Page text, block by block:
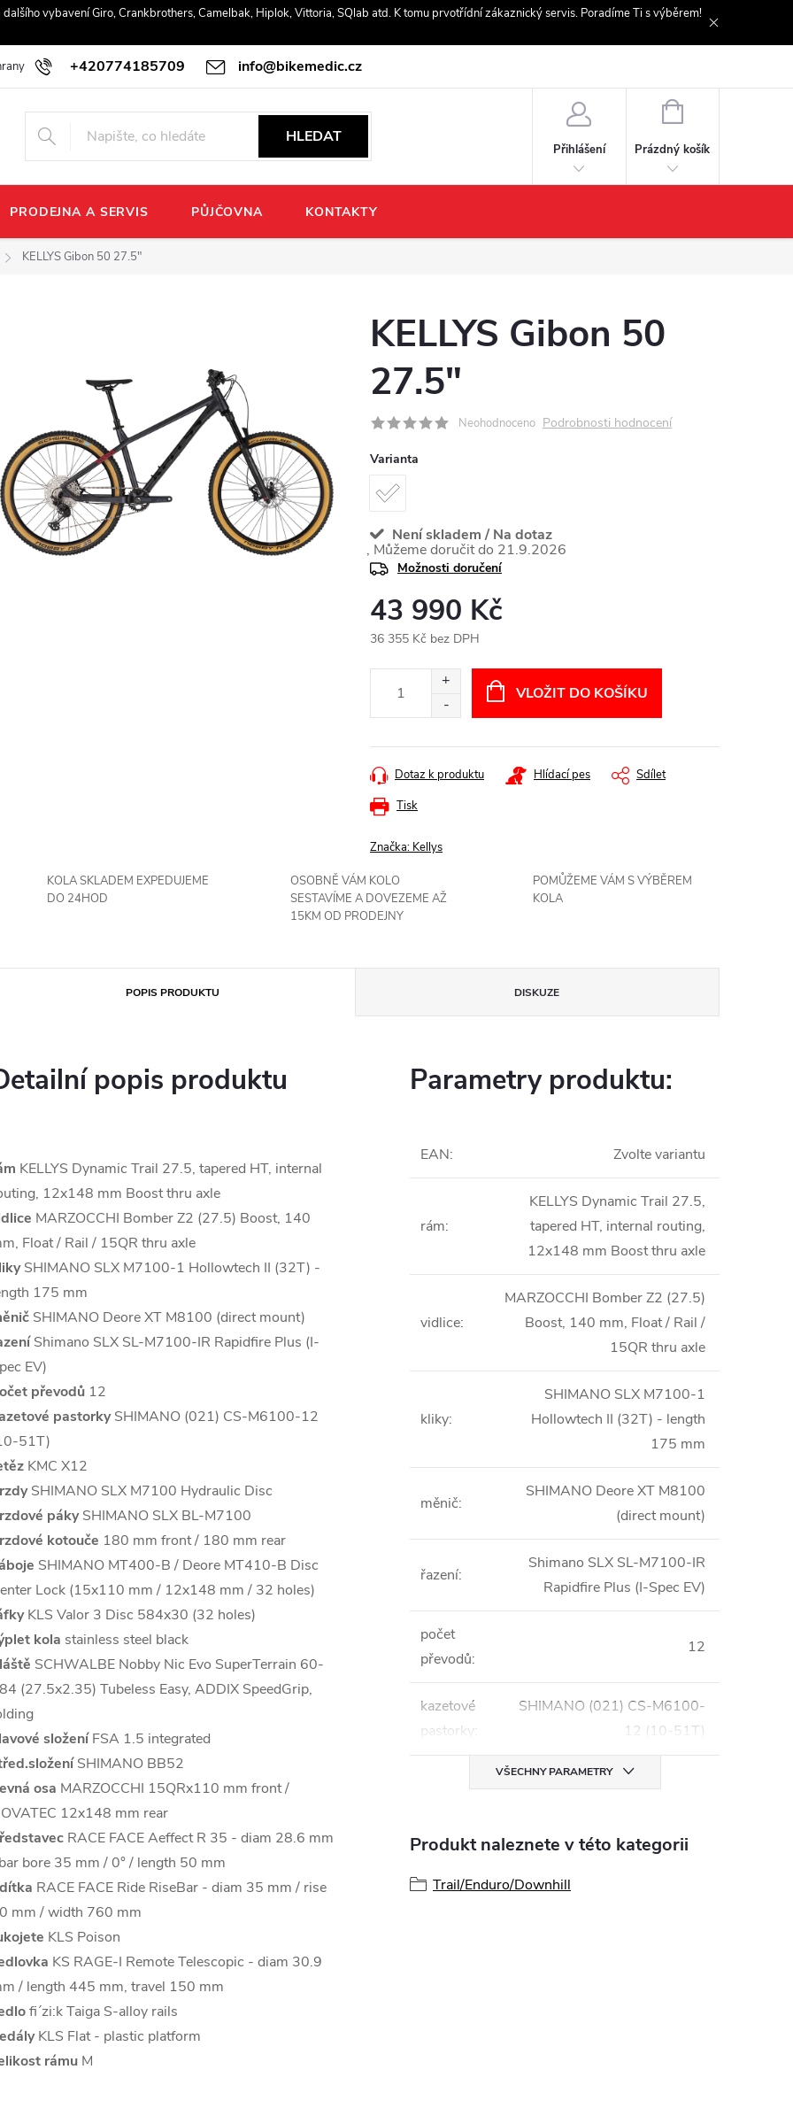
vybavení Giro, Crankbrothers, Camelbak, Hiplok, Vittoria, SQlab atd. K tomu prvotřídní zákaznický servis. Poradíme Ti s výběrem!
+420774185709 info@bikemedic.cz
osobních údajů
HLEDAT
Přihlášení
NÁKUPNÍ
Prázdný košík
PRODEJNA A SERVIS PŮJČOVNA KONTAKTY
KELLYS Gibon 50 27.5"
KELLYS Gibon 50
27.5"
Neohodnoceno Podrobnosti hodnocení
Varianta
Není skladem / Na dotaz
21.9.2026
Možnosti doručení
43 990 Kč
36 355 Kč bez DPH
VLOŽIT DO KOŠÍKU
Tisk
Dotaz k produktu Hlídací pes Sdílet
Značka: Kellys
KOLA SKLADEM EXPEDUJEME
DO 24HOD
OSOBNĚ VÁM KOLO
SESTAVÍME A DOVEZEME AŽ
15KM OD PRODEJNY
POMŮŽEME VÁM S VÝBĚREM
KOLA
POPIS PRODUKTU DISKUZE
popis produktu
KELLYS Dynamic Trail 27.5, tapered HT, internal
12x148 mm Boost thru axle
MARZOCCHI Bomber Z2 (27.5) Boost, 140
Float / Rail / 15QR thru axle
SHIMANO SLX M7100-1 Hollowtech II (32T) -
175 mm
SHIMANO Deore XT M8100 (direct mount)
Shimano SLX SL-M7100-IR Rapidfire Plus (I-
EV)
převodů 12
pastorkySHIMANO (021) CS-M6100-12
51T)
KMC X12
SHIMANO SLX M7100 Hydraulic Disc
pákySHIMANO SLX BL-M7100
kotouče 180 mm front / 180 mm rear
SHIMANO MT400-B / Deore MT410-B Disc
Lock (15x110 mm / 12x148 mm / 32 holes)
KLS Valor 3 Disc 584x30 (32 holes)
kola stainless steel black
SCHWALBE Nobby Nic Evo SuperTerrain 60-
(27.5x2.35) Tubeless Easy, ADDIX SpeedGrip,
složeníFSA 1.5 integrated
SHIMANO BB52
osa MARZOCCHI 15QRx110 mm front /
12x148 mm rear
RACE FACE Aeffect R 35 - diam 28.6 mm
bore 35 mm / 0° / length 50 mm
RACE FACE Ride RiseBar - diam 35 mm / rise
mm / width 760 mm
KLS Poison
KS RAGE-I Remote Telescopic - diam 30.9
/ length 445 mm, travel 150 mm
fi´zi:k Taiga S-alloy rails
KLS Flat - plastic platform
rámu M
Parametry produktu:
EAN: Zvolte variantu
rám:
KELLYS Dynamic Trail 27.5,
tapered HT, internal routing,
12x148 mm Boost thru axle
vidlice:
MARZOCCHI Bomber Z2 (27.5)
Boost, 140 mm, Float / Rail /
15QR thru axle
kliky:
SHIMANO SLX M7100-1
Hollowtech II (32T) - length
175 mm
měnič:
SHIMANO Deore XT M8100
(direct mount)
řazení:
Shimano SLX SL-M7100-IR
Rapidfire Plus (I-Spec EV)
počet
převodů:
12
kazetové
pastorky:
SHIMANO (021) CS-M6100-
12 (10-51T)
VŠECHNY PARAMETRY
Produkt naleznete v této kategorii
Trail/Enduro/Downhill